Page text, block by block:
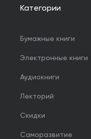
Категории
Бумажные книги
Электронные книги
Аудиокниги
Лекторий
Скидки
Саморазвитие